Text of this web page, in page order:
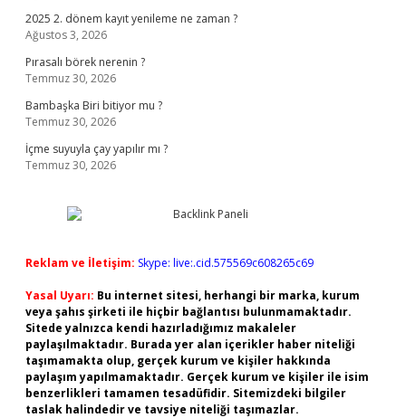
2025 2. dönem kayıt yenileme ne zaman ?
Ağustos 3, 2026
Pırasalı börek nerenin ?
Temmuz 30, 2026
Bambaşka Biri bitiyor mu ?
Temmuz 30, 2026
İçme suyuyla çay yapılır mı ?
Temmuz 30, 2026
Reklam ve İletişim: Skype: live:.cid.575569c608265c69
Yasal Uyarı: Bu internet sitesi, herhangi bir marka, kurum
veya şahıs şirketi ile hiçbir bağlantısı bulunmamaktadır.
Sitede yalnızca kendi hazırladığımız makaleler
paylaşılmaktadır. Burada yer alan içerikler haber niteliği
taşımamakta olup, gerçek kurum ve kişiler hakkında
paylaşım yapılmamaktadır. Gerçek kurum ve kişiler ile isim
benzerlikleri tamamen tesadüfidir. Sitemizdeki bilgiler
taslak halindedir ve tavsiye niteliği taşımazlar.